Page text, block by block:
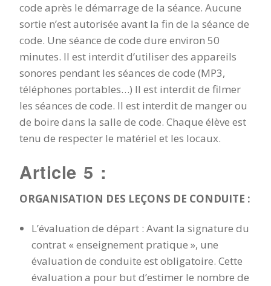
code après le démarrage de la séance. Aucune
sortie n’est autorisée avant la fin de la séance de
code. Une séance de code dure environ 50
minutes. Il est interdit d’utiliser des appareils
sonores pendant les séances de code (MP3,
téléphones portables…) Il est interdit de filmer
les séances de code. Il est interdit de manger ou
de boire dans la salle de code. Chaque élève est
tenu de respecter le matériel et les locaux.
Article 5 :
ORGANISATION DES LEÇONS DE CONDUITE :
L’évaluation de départ : Avant la signature du
contrat « enseignement pratique », une
évaluation de conduite est obligatoire. Cette
évaluation a pour but d’estimer le nombre de